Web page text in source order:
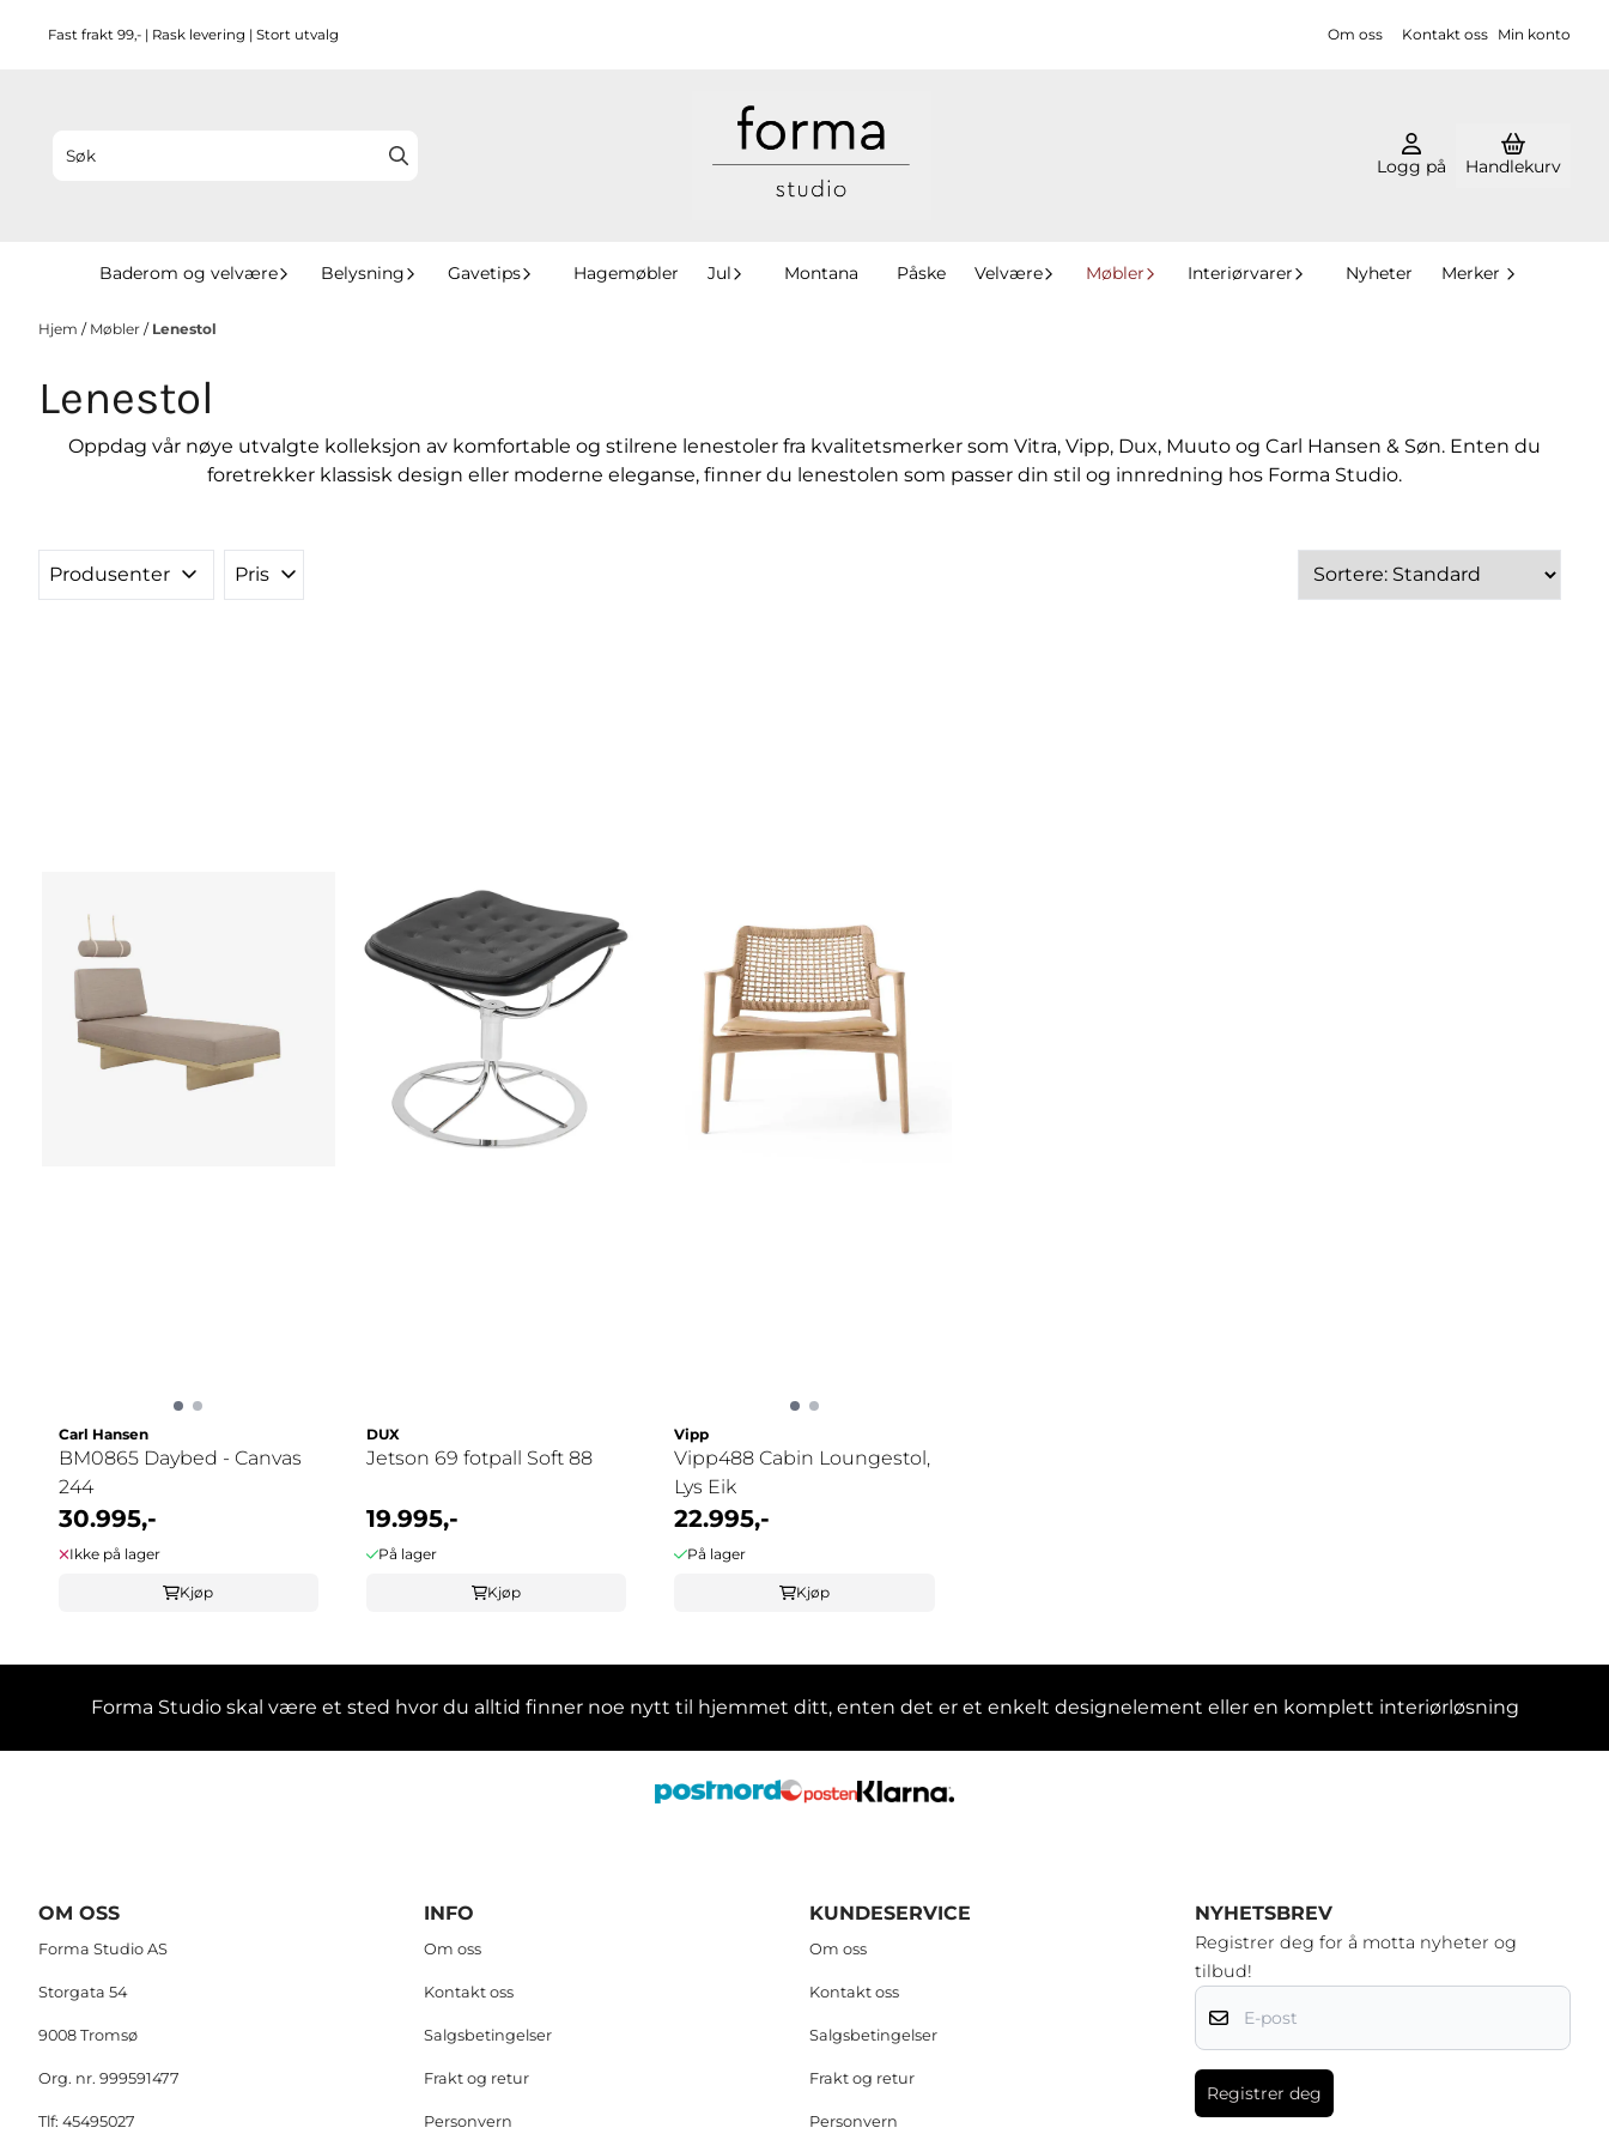
Fast frakt 99,- | Rask levering | Stort utvalg Om oss Kontakt oss Min konto
Logg på Handlekurv
Baderom og velvære Belysning Gavetips Hagemøbler Jul Montana Påske Velvære Møbler Interiørvarer Nyheter Merker
Hjem / Møbler / Lenestol
Lenestol
Oppdag vår nøye utvalgte kolleksjon av komfortable og stilrene lenestoler fra kvalitetsmerker som Vitra, Vipp, Dux, Muuto og Carl Hansen & Søn. Enten du
foretrekker klassisk design eller moderne eleganse, finner du lenestolen som passer din stil og innredning hos Forma Studio.
Produsenter Pris
Carl Hansen
BM0865 Daybed - Canvas
244
30.995,-
Ikke på lager
Kjøp
DUX
Jetson 69 fotpall Soft 88
19.995,-
På lager
Kjøp
Vipp
Vipp488 Cabin Loungestol,
Lys Eik
22.995,-
På lager
Kjøp
Forma Studio skal være et sted hvor du alltid finner noe nytt til hjemmet ditt, enten det er et enkelt designelement eller en komplett interiørløsning
OM OSS
Forma Studio AS
Storgata 54
9008 Tromsø
Org. nr. 999591477
Tlf: 45495027
INFO
Om oss
Kontakt oss
Salgsbetingelser
Frakt og retur
Personvern
KUNDESERVICE
Om oss
Kontakt oss
Salgsbetingelser
Frakt og retur
Personvern
NYHETSBREV
Registrer deg for å motta nyheter og
tilbud!
E-post
Registrer deg